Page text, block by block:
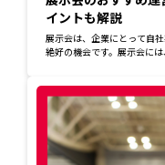
イントも解説
展示会は、企業にとって自
絶好の機会です。展示会に